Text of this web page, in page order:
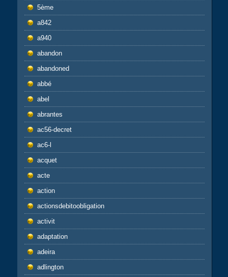
5ème
a842
a940
abandon
abandoned
abbé
abel
abrantes
ac56-decret
ac6-l
acquet
acte
action
actionsdebitoobligation
activit
adaptation
adeira
adlington